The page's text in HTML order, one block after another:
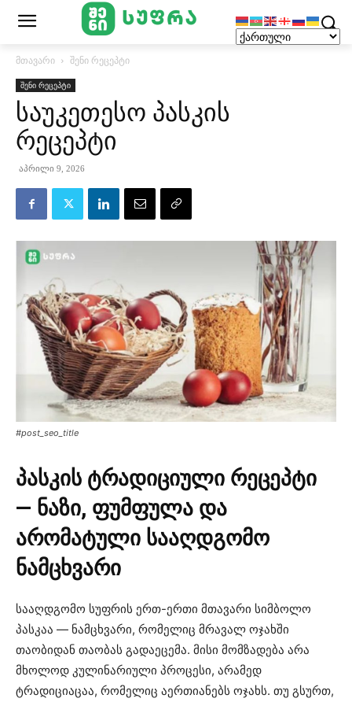
მთავარი შენი რეცეპტი
შენი რეცეპტი
საუკეთესო პასკის
რეცეპტი
აპრილი 9, 2026
#post_seo_title
პასკის ტრადიციული რეცეპტი
— ნაზი, ფუმფულა და
არომატული სააღდგომო
ნამცხვარი
სააღდგომო სუფრის ერთ-ერთი მთავარი სიმბოლო
პასკაა — ნამცხვარი, რომელიც მრავალ ოჯახში
თაობიდან თაობას გადაეცემა. მისი მომზადება არა
მხოლოდ კულინარიული პროცესი, არამედ
ტრადიციაცაა, რომელიც აერთიანებს ოჯახს. თუ გსურთ,